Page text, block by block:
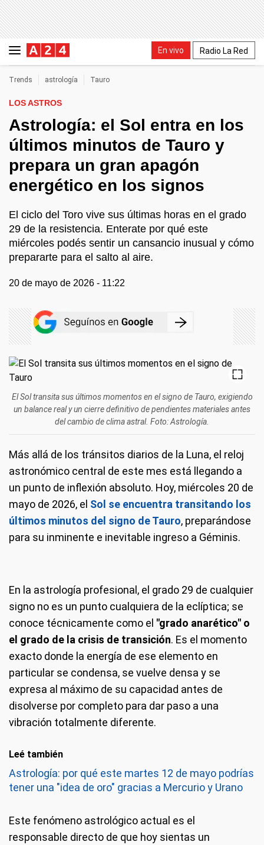
En vivo Radio La Red
Trends astrología Tauro
LOS ASTROS
Astrología: el Sol entra en los
últimos minutos de Tauro y
prepara un gran apagón
energético en los signos
El ciclo del Toro vive sus últimas horas en el grado
29 de la resistencia. Enterate por qué este
miércoles podés sentir un cansancio inusual y cómo
prepararte para el salto al aire.
20 de mayo de 2026 - 11:22
El Sol transita sus últimos momentos en el signo de Tauro, exigiendo
un balance real y un cierre definitivo de pendientes materiales antes
del cambio de clima astral. Foto: Astrología.
Más allá de los tránsitos diarios de la Luna, el reloj
astronómico central de este mes está llegando a
un punto de inflexión absoluto. Hoy, miércoles 20 de
mayo de 2026, el Sol se encuentra transitando los
últimos minutos del signo de Tauro, preparándose
para su inminente e inevitable ingreso a Géminis.
En la astrología profesional, el grado 29 de cualquier
signo no es un punto cualquiera de la eclíptica; se
conoce técnicamente como el "grado anarético" o
el grado de la crisis de transición. Es el momento
exacto donde la energía de ese elemento en
particular se condensa, se vuelve densa y se
expresa al máximo de su capacidad antes de
disolverse por completo para dar paso a una
vibración totalmente diferente.
Leé también
Astrología: por qué este martes 12 de mayo podrías
tener una "idea de oro" gracias a Mercurio y Urano
Este fenómeno astrológico actual es el
responsable directo de que hoy sientas un